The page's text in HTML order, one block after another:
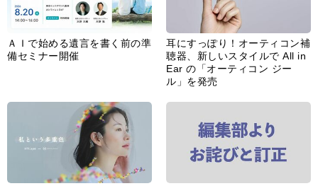
ＡＩで始める遺言を書く前の準
備セミナー開催
耳にすっぽり！オーティコン補
聴器、新しいスタイルで All in
Ear の「オーティコン ジー
ル」を発売